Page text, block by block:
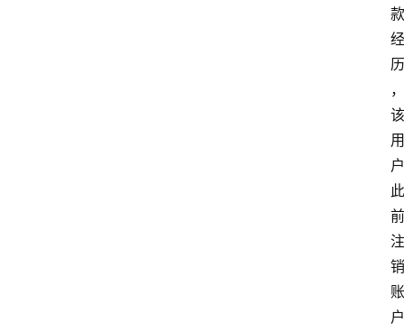
款
经
历
，
该
用
户
此
前
注
销
账
户